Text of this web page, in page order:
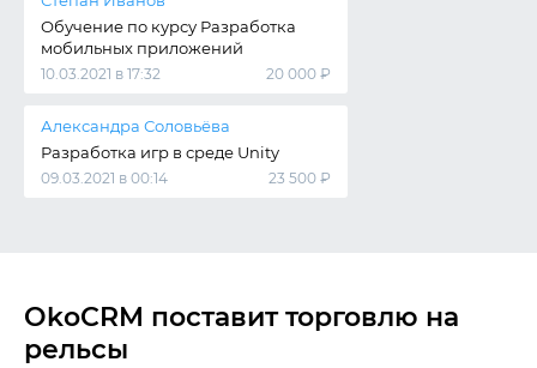
Обучение по курсу Разработка
мобильных приложений
10.03.2021 в 17:32 20 000 ₽
Александра Соловьёва
Разработка игр в среде Unity
09.03.2021 в 00:14 23 500 ₽
OkoCRM поставит торговлю на
рельсы